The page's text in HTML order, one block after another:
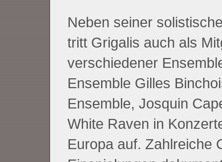
Neben seiner
tritt Grigalis auch als
verschiedener
Ensemble Gilles
Ensemble, Josquin
White Raven in
Europa auf. Zahlreiche